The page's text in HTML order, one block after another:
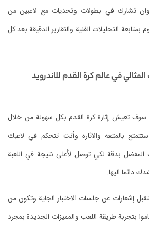
وان تشارك في بطولات وتحديات مع لاعبين من
بمتابعة التحليلات الفنية والتقارير الدقيقة بعد كل
في عالم كرة القدم للاندرويد
تعيش إثارة كرة القدم بكل سهولة من خلال
بالمتعه والاثاره وأنت تتحكم في لاعبك
بدقة لكي توصل لأعلى نتيجة في اللعبة
دائما اليها.
إشعارات عن جلسات الاختبار الجاية وتكون من
بتجربة طريقة اللعب والمميزات الجديدة بمجرد